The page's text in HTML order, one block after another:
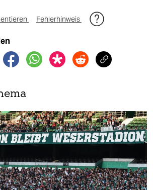
Fehlerhinweis